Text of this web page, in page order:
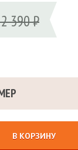
390 ₽
В КОРЗИНУ